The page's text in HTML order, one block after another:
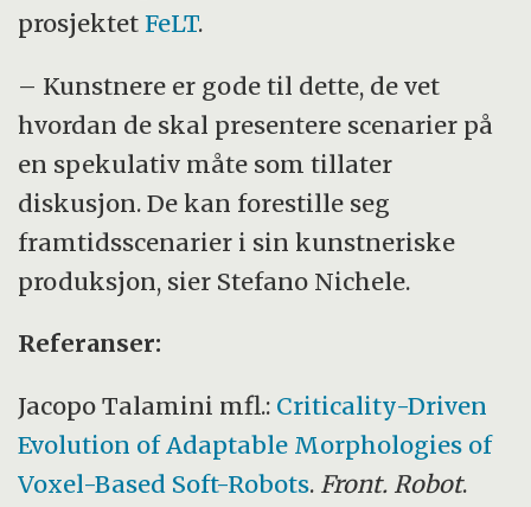
prosjektetFeLT.
– Kunstnere er gode til dette, de vet
hvordan de skal presentere scenarier på
en spekulativ måte som tillater
diskusjon. De kan forestille seg
framtidsscenarier i sin kunstneriske
produksjon, sier Stefano Nichele.
Referanser:
Jacopo Talamini mfl.: Criticality-Driven
Evolution of Adaptable Morphologies of
Voxel-Based Soft-Robots. Front. Robot.